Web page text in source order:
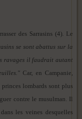
des Sarrasins (4). Le
se sont abattus sur la
ravages il faudrait autant
Car, en Campanie,
lombards sont plus
contre le musulman. Il
les veines desquelles